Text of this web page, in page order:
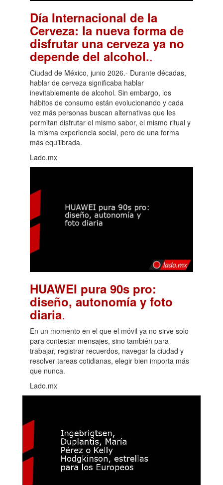
Día Internacional de la
Cerveza: la nueva forma de
disfrutar una cerveza ya no
depende del alcohol..
Ciudad de México, junio 2026.- Durante décadas,
hablar de cerveza significaba hablar
inevitablemente de alcohol. Sin embargo, los
hábitos de consumo están evolucionando y cada
vez más personas buscan alternativas que les
permitan disfrutar el mismo sabor, el mismo ritual y
la misma experiencia social, pero de una forma
más equilibrada.
Lado.mx
HUAWEI pura 90s pro:
diseño, autonomía y foto
diaria.
En un momento en el que el móvil ya no sirve solo
para contestar mensajes, sino también para
trabajar, registrar recuerdos, navegar la ciudad y
resolver tareas cotidianas, elegir bien importa más
que nunca.
Lado.mx